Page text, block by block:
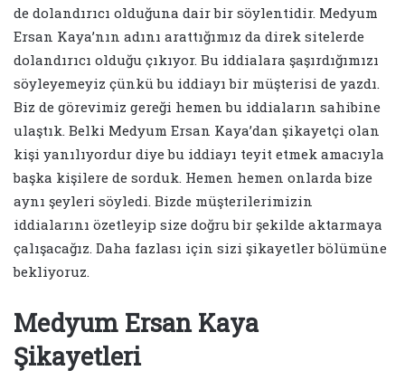
de dolandırıcı olduğuna dair bir söylentidir. Medyum
Ersan Kaya’nın adını arattığımız da direk sitelerde
dolandırıcı olduğu çıkıyor. Bu iddialara şaşırdığımızı
söyleyemeyiz çünkü bu iddiayı bir müşterisi de yazdı.
Biz de görevimiz gereği hemen bu iddiaların sahibine
ulaştık. Belki Medyum Ersan Kaya’dan şikayetçi olan
kişi yanılıyordur diye bu iddiayı teyit etmek amacıyla
başka kişilere de sorduk. Hemen hemen onlarda bize
aynı şeyleri söyledi. Bizde müşterilerimizin
iddialarını özetleyip size doğru bir şekilde aktarmaya
çalışacağız. Daha fazlası için sizi şikayetler bölümüne
bekliyoruz.
Medyum Ersan Kaya
Şikayetleri